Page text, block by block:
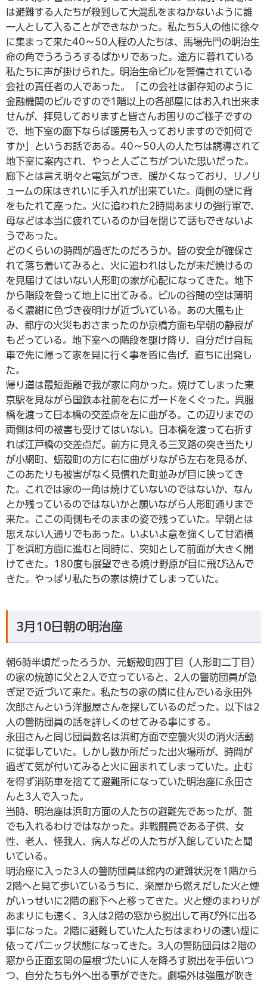
は避難する人たちが殺到して大混乱をまねかないように誰
一人として入ることができなかった。私たち5人の他に徐々
に集まって来た40～50人程の人たちは、馬場先門の明治生
命の角でうろうろするばかりであった。途方に暮れている
私たちに声が掛けられた。明治生命ビルを警備されている
会社の責任者の人であった。「この会社は御存知のように
金融機関のビルですので1階以上の各部屋にはお入れ出来ま
せんが、拝見しておりますと皆さんお困りのご様子ですの
で、地下室の廊下ならば暖房も入っておりますので如何で
すか」というお話である。40～50人の人たちは誘導されて
地下室に案内され、やっと人ごこちがついた思いだった。
廊下とは言え明々と電気がつき、暖かくなっており、リノリ
ュームの床はきれいに手入れが出来ていた。両側の壁に背
をもたれて座った。火に追われた2時間あまりの強行軍で、
母などは本当に疲れているのか目を閉じて話もできないよ
うであった。
どのくらいの時間が過ぎたのだろうか。皆の安全が確保さ
れて落ち着いてみると、火に追われはしたが未だ焼けるの
を見届けてはいない人形町の家が心配になってきた。地下
から階段を登って地上に出てみる。ビルの谷間の空は薄明
るく濃紺に色づき夜明けが近づいている。あの大風も止
み、都庁の火災もおさまったのか京橋方面も早朝の静寂が
もどっている。地下室への階段を駆け降り、自分だけ自転
車で先に帰って家を見に行く事を皆に告げ、直ちに出発し
た。
帰り道は最短距離で我が家に向かった。焼けてしまった東
京駅を見ながら国鉄本社前を右にガードをくぐった。呉服
橋を渡って日本橋の交差点を左に曲がる。この辺りまでの
両側は何の被害も受けてはいない。日本橋を渡って右折す
れば江戸橋の交差点だ。前方に見える三叉路の突き当たり
が小網町、蛎殻町の方に右に曲がりながら左右を見るが、
このあたりも被害がなく見慣れた町並みが目に映ってき
た。これでは家の一角は焼けていないのではないか、なん
とか残っているのではないかと願いながら人形町通りまで
来た。ここの両側もそのままの姿で残っていた。早朝とは
思えない人通りでもあった。いよいよ意を強くして甘酒横
丁を浜町方面に進むと同時に、突如として前面が大きく開
けてきた。180度も展望できる焼け野原が目に飛び込んで
きた。やっぱり私たちの家は焼けてしまっていた。
3月10日朝の明治座
朝6時半頃だったろうか、元蛎殼町四丁目（人形町二丁目）
の家の焼跡に父と2人で立っていると、2人の警防団員が急
ぎ足で近づいて来た。私たちの家の隣に住んでいる永田外
次郎さんという洋服屋さんを探しているのだった。以下は2
人の警防団員の話を詳しくのせてみる事にする。
永田さんと同じ団員数名は浜町方面で空襲火災の消火活動
に従事していた。しかし数か所だった出火場所が、時間が
過ぎて気が付いてみると火に囲まれてしまっていた。止む
を得ず消防車を捨てて避難所になっていた明治座に永田さ
んと3人で入った。
当時、明治座は浜町方面の人たちの避難先であったが、誰
でも入れるわけではなかった。非戦闘員である子供、女
性、老人、怪我人、病人などの人たちが入館していたと聞
いている。
明治座に入った3人の警防団員は館内の避難状況を1階から
2階へと見て歩いているうちに、楽屋から燃えだした火と煙
がいっせいに2階の廊下へと移ってきた。火と煙のまわりが
あまりにも速く、3人は2階の窓から脱出して再び外に出る
事になった。2階に避難していた人たちはまわりの速い煙に
依ってパニック状態になってきた。3人の警防団員は2階の
窓から正面玄関の屋根づたいに人を降ろす脱出を手伝いつ
つ、自分たちも外へ出る事ができた。劇場外は強風が吹き